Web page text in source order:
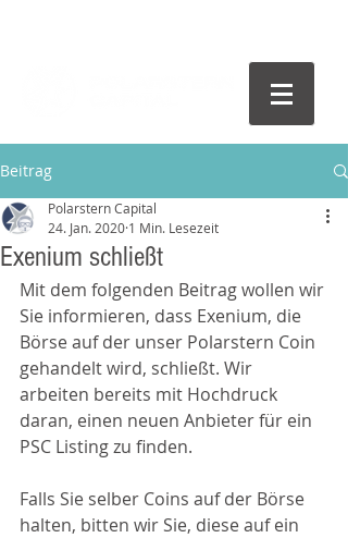
Beitrag
Exenium schließt
Polarstern Capital
24. Jan. 2020 1 Min. Lesezeit
Mit dem folgenden Beitrag wollen wir
Sie informieren, dass Exenium, die
Börse auf der unser Polarstern Coin
gehandelt wird, schließt. Wir
arbeiten bereits mit Hochdruck
daran, einen neuen Anbieter für ein
PSC Listing zu finden.
Falls Sie selber Coins auf der Börse
halten, bitten wir Sie, diese auf ein